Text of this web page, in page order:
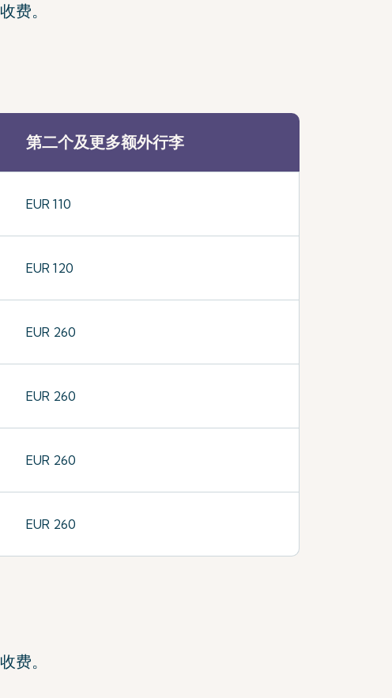
费。
第二个及更多额外行李
EUR 110
EUR 120
EUR 260
EUR 260
EUR 260
EUR 260
费。